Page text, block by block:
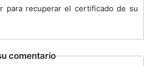
para recuperar el certificado de su
comentario